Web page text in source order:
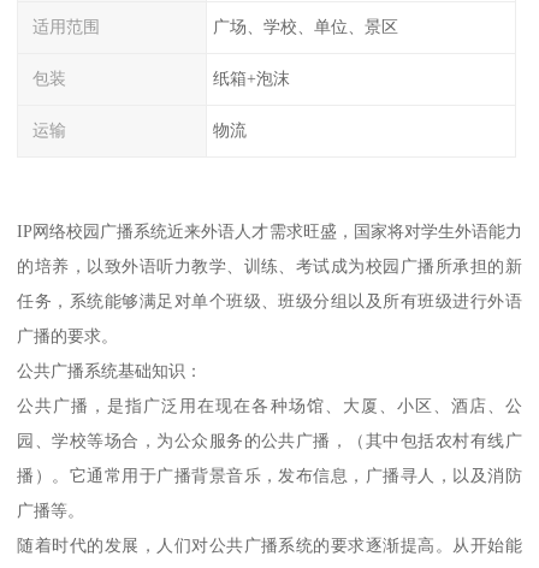
适用范围 广场、学校、单位、景区
包装 纸箱+泡沫
运输 物流
IP网络校园广播系统近来外语人才需求旺盛，国家将对学生外语能力
的培养，以致外语听力教学、训练、考试成为校园广播所承担的新
任务，系统能够满足对单个班级、班级分组以及所有班级进行外语
广播的要求。
公共广播系统基础知识：
公共广播，是指广泛用在现在各种场馆、大厦、小区、酒店、公
园、学校等场合，为公众服务的公共广播，（其中包括农村有线广
播）。它通常用于广播背景音乐，发布信息，广播寻人，以及消防
广播等。
随着时代的发展，人们对公共广播系统的要求逐渐提高。从开始能